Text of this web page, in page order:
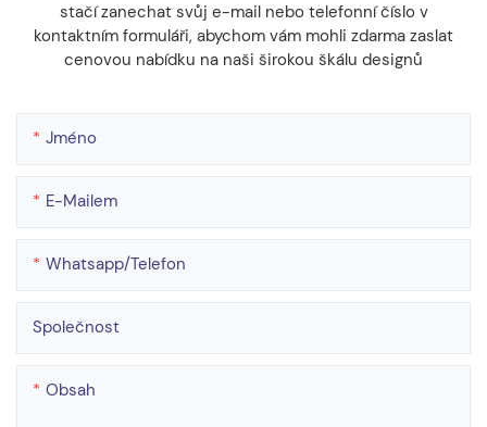
stačí zanechat svůj e-mail nebo telefonní číslo v
kontaktním formuláři, abychom vám mohli zdarma zaslat
cenovou nabídku na naši širokou škálu designů
Jméno
E-Mailem
Whatsapp/telefon
Společnost
Obsah